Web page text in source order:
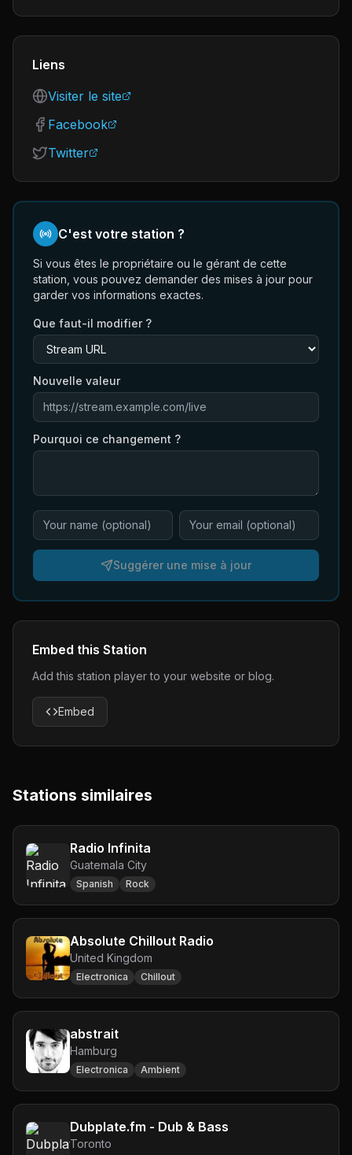
Liens
Visiter le site
Facebook
Twitter
C'est votre station ?
Si vous êtes le propriétaire ou le gérant de cette
station, vous pouvez demander des mises à jour pour
garder vos informations exactes.
Que faut-il modifier ?
Nouvelle valeur
Pourquoi ce changement ?
Suggérer une mise à jour
Embed this Station
Add this station player to your website or blog.
Embed
Stations similaires
Radio Infinita
Guatemala City
Spanish Rock
Absolute Chillout Radio
United Kingdom
Electronica Chillout
abstrait
Hamburg
Electronica Ambient
Dubplate.fm - Dub & Bass
Toronto